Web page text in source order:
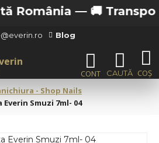
— 🚚 Transport
Blog
- Shop Nails
Smuzi 7ml- 04